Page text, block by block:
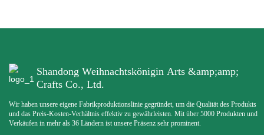
Shandong Weihnachtskönigin Arts &amp;amp;
Crafts Co., Ltd.
Wir haben unsere eigene Fabrikproduktionslinie gegründet, um die Qualität des Produkts
und das Preis-Kosten-Verhältnis effektiv zu gewährleisten. Mit über 5000 Produkten und
Verkäufen in mehr als 36 Ländern ist unsere Präsenz sehr prominent.